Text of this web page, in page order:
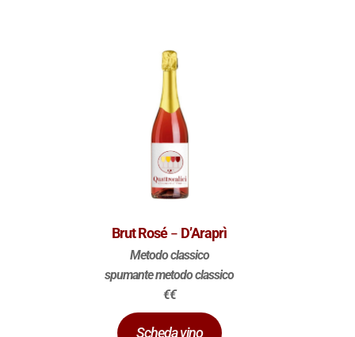
Brut Rosé- D’Araprì
Metodo classico
spumante metodo classico
€€
Scheda vino